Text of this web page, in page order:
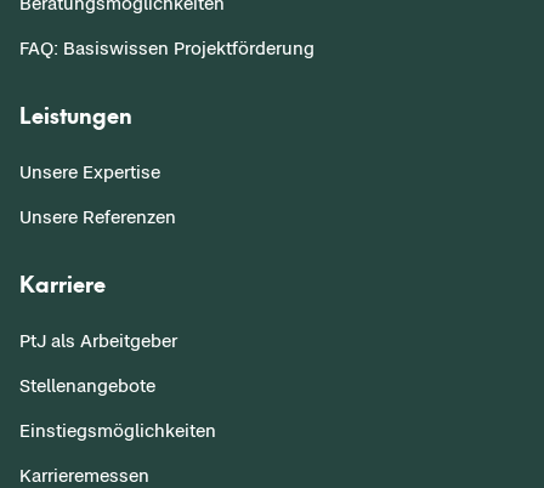
FAQ: Basiswissen Projektförderung
Leistungen
Unsere Expertise
Unsere Referenzen
Karriere
PtJ als Arbeitgeber
Stellenangebote
Einstiegsmöglichkeiten
Karrieremessen